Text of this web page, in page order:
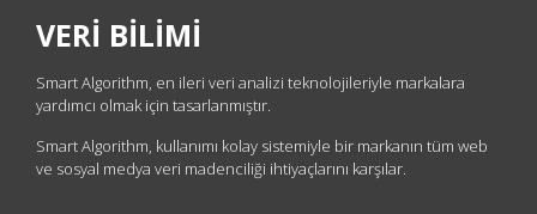
VERİ BİLİMİ
Smart Algorithm, en ileri veri analizi teknolojileriyle markalara
yardımcı olmak için tasarlanmıştır.
Smart Algorithm, kullanımı kolay sistemiyle bir markanın tüm web
ve sosyal medya veri madenciliği ihtiyaçlarını karşılar.